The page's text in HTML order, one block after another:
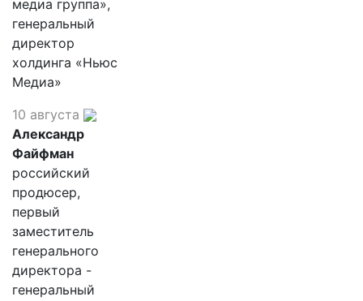
медиа группа»,
генеральный
директор
холдинга «Ньюс
Медиа»
10 августа
Александр
Файфман
российский
продюсер,
первый
заместитель
генерального
директора -
генеральный